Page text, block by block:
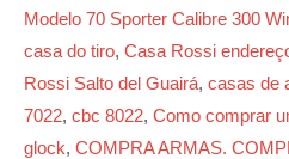
Modelo 70 Sporter Calibre 300
casa do tiro, Casa Rossi
Rossi Salto del Guairá, casas de
7022, cbc 8022, Como comprar
glock, COMPRA ARMAS.